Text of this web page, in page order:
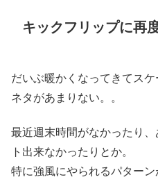
キックフリップに再
だいぶ暖かくなってきてスケ
ネタがあまりない。。
最近週末時間がなかったり
ト出来なかったりとか。
特に強風にやられるパターン